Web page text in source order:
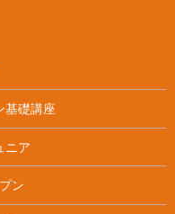
基礎講座
ニア
ン